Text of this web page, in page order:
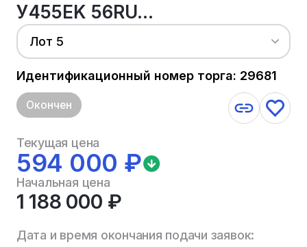
У455EK 56RU...
Лот 5
Идентификационный номер торга: 29681
Окончен
Текущая цена
594 000 ₽
Начальная цена
1 188 000 ₽
Дата и время окончания подачи заявок: